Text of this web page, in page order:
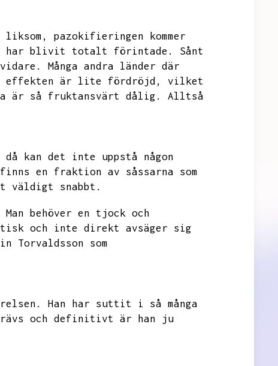
pazokifieringen kommer
har blivit totalt förintade.
Sånt
Många andra länder där
effekten är lite fördröjd,
vilket
är så fruktansvärt dålig.
Alltså
då kan det inte uppstå någon
en fraktion av såssarna som
väldigt snabbt.
Man behöver en tjock och
och inte direkt avsäger sig
som
Han har suttit i så många
och definitivt är han ju